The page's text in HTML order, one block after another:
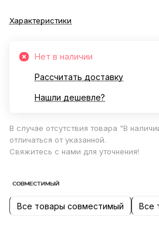
Характеристики
Нет в наличии
Рассчитать доставку
Нашли дешевле?
В случае отсутствия товара "В
отличаться от указанной.
Свяжитесь с нами для уточнения!
Все товары совместимый Все